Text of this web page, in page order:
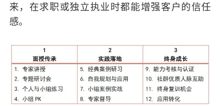
来，在求职或独立执业时都能增强客户的信任
感。